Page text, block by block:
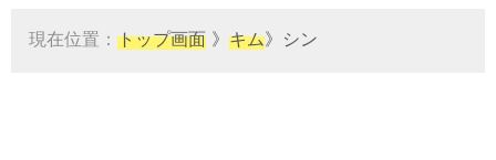
現在位置：トップ画面 》キム》シン